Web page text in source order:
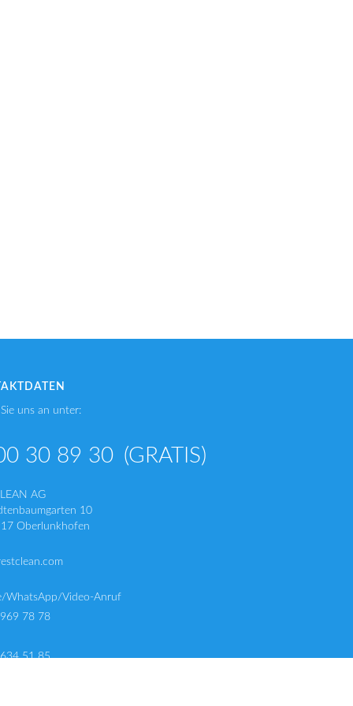
uns an unter:
30 89 30 (GRATIS)
AG
10
Oberlunkhofen
WhatsApp/Video-Anruf
78 78
51 85